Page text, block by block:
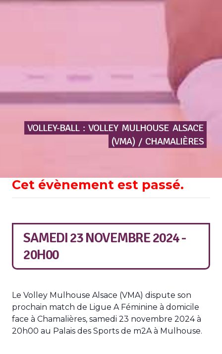
VOLLEY-BALL : VOLLEY MULHOUSE ALSACE
(VMA) / CHAMALIÈRES
Cet évènement est passé.
SAMEDI 23 NOVEMBRE 2024 -
20H00
Le Volley Mulhouse Alsace (VMA) dispute son
prochain match de Ligue A Féminine à domicile
face à Chamalières, samedi 23 novembre 2024 à
20h00 au Palais des Sports de m2A à Mulhouse.